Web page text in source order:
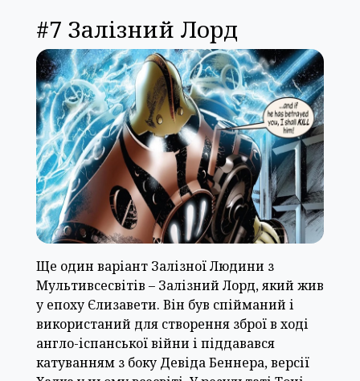
#7 Залізний Лорд
Ще один варіант Залізної Людини з
Мультивсесвітів – Залізний Лорд, який жив
у епоху Єлизавети. Він був спійманий і
використаний для створення зброї в ході
англо-іспанської війни і піддавався
катуванням з боку Девіда Беннера, версії